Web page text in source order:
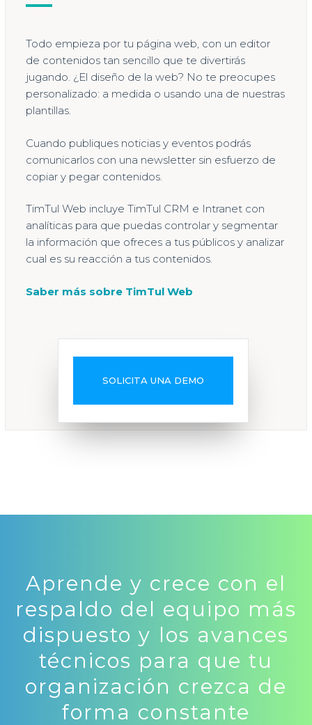
Todo empieza por tu página web, con un editor
de contenidos tan sencillo que te divertirás
jugando. ¿El diseño de la web? No te preocupes
personalizado: a medida o usando una de nuestras
plantillas.
Cuando publiques noticias y eventos podrás
comunicarlos con una newsletter sin esfuerzo de
copiar y pegar contenidos.
TimTul Web incluye TimTul CRM e Intranet con
analíticas para que puedas controlar y segmentar
la información que ofreces a tus públicos y analizar
cual es su reacción a tus contenidos.
Saber más sobre TimTul Web
SOLICITA UNA DEMO
Aprende y crece con el
respaldo del equipo más
dispuesto y los avances
técnicos para que tu
organización crezca de
forma constante